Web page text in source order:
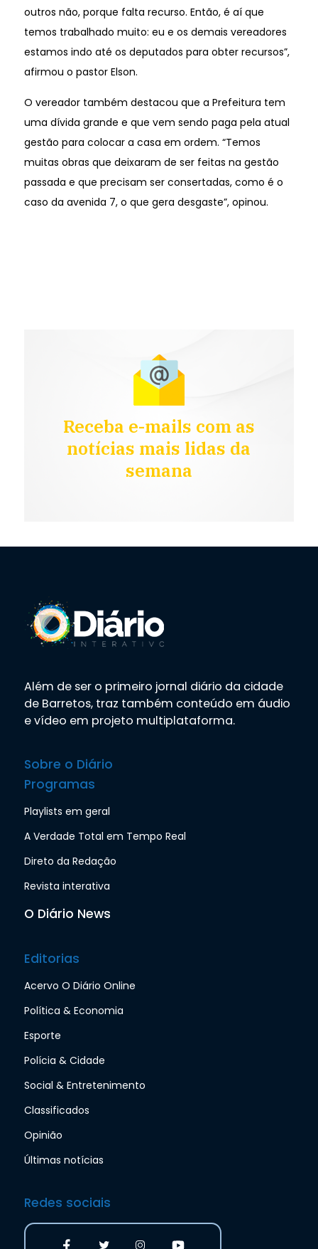
outros não, porque falta recurso. Então, é aí que
temos trabalhado muito: eu e os demais vereadores
estamos indo até os deputados para obter recursos”,
afirmou o pastor Elson.
O vereador também destacou que a Prefeitura tem
uma dívida grande e que vem sendo paga pela atual
gestão para colocar a casa em ordem. “Temos
muitas obras que deixaram de ser feitas na gestão
passada e que precisam ser consertadas, como é o
caso da avenida 7, o que gera desgaste”, opinou.
Receba e-mails com as
notícias mais lidas da
semana
Além de ser o primeiro jornal diário da cidade
de Barretos, traz também conteúdo em áudio
e vídeo em projeto multiplataforma.
Sobre o Diário
Programas
Playlists em geral
A Verdade Total em Tempo Real
Direto da Redação
Revista interativa
O Diário News
Editorias
Acervo O Diário Online
Política & Economia
Esporte
Polícia & Cidade
Social & Entretenimento
Classificados
Opinião
Últimas notícias
Redes sociais